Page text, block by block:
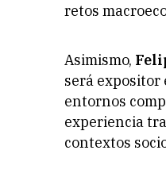
retos
Asimismo,
será
entornos
experiencia
contextos